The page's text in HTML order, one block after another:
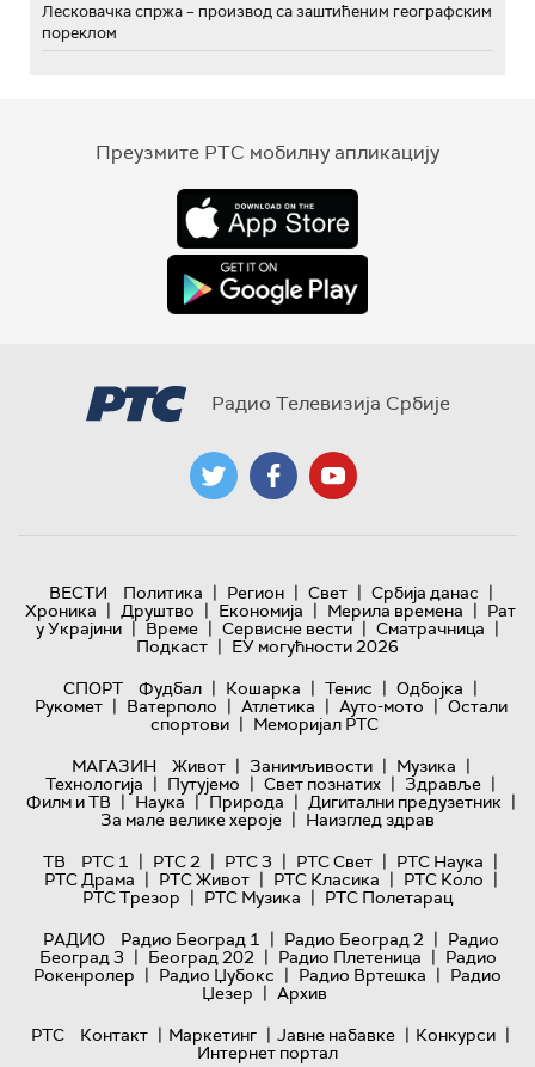
Лесковачка спржа – производ са заштићеним географским
пореклом
Преузмите РТС мобилну апликацију
Радио Телевизија Србије
ВЕСТИ Политика | Регион | Свет | Србија данас |
Хроника | Друштво | Економија | Мерила времена | Рат
у Украјини | Време | Сервисне вести | Сматрачница |
Подкаст | ЕУ могућности 2026
СПОРТ
Фудбал | Кошарка | Тенис | Одбојка |
Рукомет | Ватерполо | Атлетика | Ауто-мото | Остали
спортови | Меморијал РТС
МАГАЗИН
Живот | Занимљивости | Музика |
Технологијa | Путујемо | Свет познатих | Здравље |
Филм и ТВ | Наука | Природа | Дигитални предузетник |
За мале велике хероје | Наизглед здрав
ТВ
РТС 1 | РТС 2 | РТС 3 | РТС Свет | РТС Наука |
РТС Драма | РТС Живот | РТС Класика | РТС Коло |
РТС Трезор | РТС Музика | РТС Полетарац
РАДИО
Радио Београд 1 | Радио Београд 2 | Радио
Београд 3 | Београд 202 | Радио Плетеница | Радио
Рокенролер | Радио Џубокс | Радио Вртешка | Радио
Џезер | Архив
РТС
Контакт | Маркетинг | Јавне набавке | Конкурси |
Интернет портал